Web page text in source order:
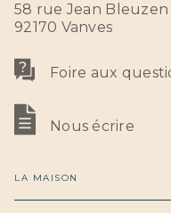
58 rue Jean Bleuzen
92170 Vanves
Foire aux
Nous écrire
LA MAISON